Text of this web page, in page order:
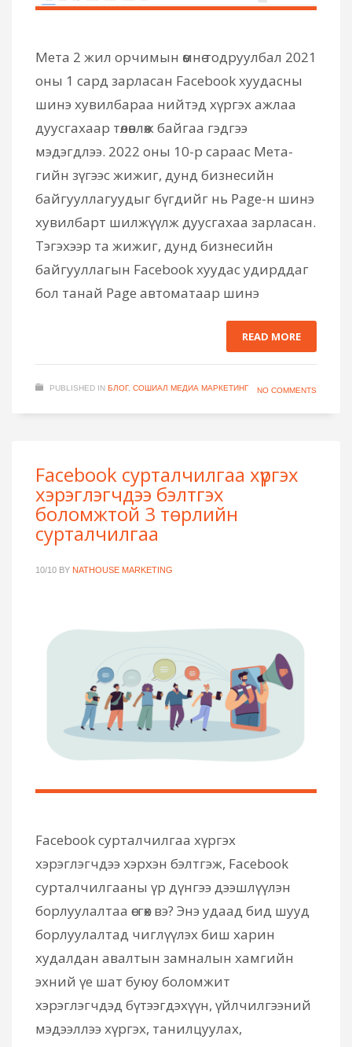
Мета 2 жил орчимын өмнө тодруулбал 2021
оны 1 сард зарласан Facebook хуудасны
шинэ хувилбараа нийтэд хүргэх ажлаа
дуусгахаар төлөвлөж байгаа гэдгээ
мэдэгдлээ. 2022 оны 10-р сараас Мета-
гийн зүгээс жижиг, дунд бизнесийн
байгууллагуудыг бүгдийг нь Page-н шинэ
хувилбарт шилжүүлж дуусгахаа зарласан.
Тэгэхээр та жижиг, дунд бизнесийн
байгууллагын Facebook хуудас удирддаг
бол танай Page автоматаар шинэ
READ MORE
PUBLISHED IN БЛОГ, СОШИАЛ МЕДИА МАРКЕТИНГ NO COMMENTS
Facebook сурталчилгаа хүргэх
хэрэглэгчдээ бэлтгэх
боломжтой 3 төрлийн
сурталчилгаа
10/10 BY NATHOUSE MARKETING
Facebook сурталчилгаа хүргэх
хэрэглэгчдээ хэрхэн бэлтгэж, Facebook
сурталчилгааны үр дүнгээ дээшлүүлэн
борлуулалтаа өсгөх вэ? Энэ удаад бид шууд
борлуулалтад чиглүүлэх биш харин
худалдан авалтын замналын хамгийн
эхний үе шат буюу боломжит
хэрэглэгчдэд бүтээгдэхүүн, үйлчилгээний
мэдээллээ хүргэх, танилцуулах,